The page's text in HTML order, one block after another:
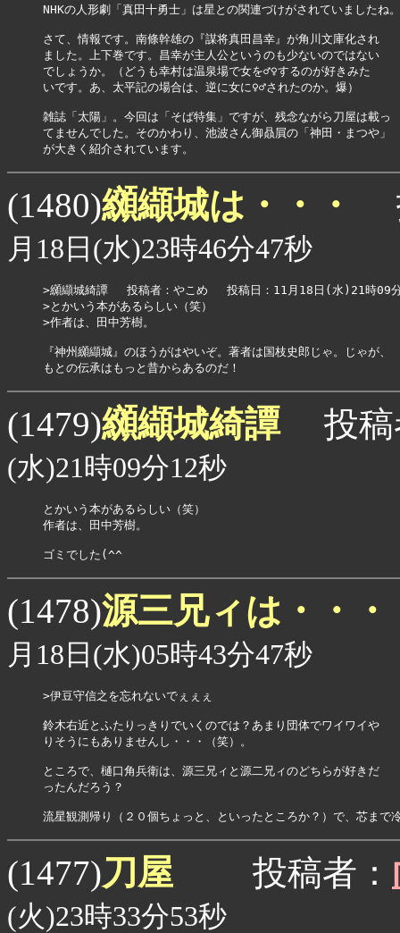
NHKの人形劇「真田十勇士」は星との関連づけがされていましたね。
さて、情報です。南條幹雄の『謀将真田昌幸』が角川文庫化され
ました。上下巻です。昌幸が主人公というのも少ないのではない
でしょうか。（どうも幸村は温泉場で女を♂♀するのが好きみた
いです。あ、太平記の場合は、逆に女に♀♂されたのか。爆）
雑誌「太陽」。今回は「そば特集」ですが、残念ながら刀屋は載っ
てませんでした。そのかわり、池波さん御贔屓の「神田・まつや」
(1480)纐纈城は・・・
月18日(水)23時46分47秒
>纐纈城綺譚 　投稿者：やこめ 　投稿日：11月18日(水)21時09
>とかいう本があるらしい（笑）
>作者は、田中芳樹。
『神州纐纈城』のほうがはやいぞ。著者は国枝史郎じゃ。じゃが、
もとの伝承はもっと昔からあるのだ！
(1479)纐纈城綺譚 投稿
(水)21時09分12秒
とかいう本があるらしい（笑）
作者は、田中芳樹。
ゴミでした(^^ゞ
(1478)源三兄ィは・・・
月18日(水)05時43分47秒
>伊豆守信之を忘れないでぇぇぇ
鈴木右近とふたりっきりでいくのでは？あまり団体でワイワイや
りそうにもありませんし・・・（笑）。
ところで、樋口角兵衛は、源三兄ィと源二兄ィのどちらが好きだ
ったんだろう？
流星観測帰り（２０個ちょっと、といったところか？）で、芯まで
(1477)刀屋 投稿者：
(火)23時33分53秒